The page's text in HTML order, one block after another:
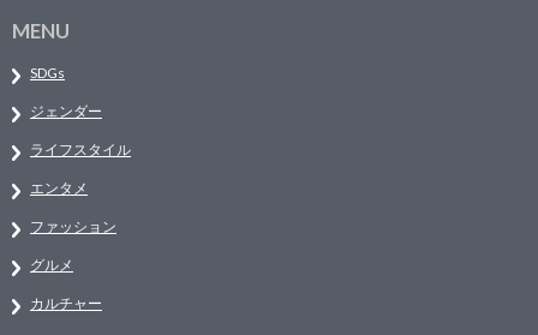
MENU
SDGs
ジェンダー
ライフスタイル
エンタメ
ファッション
グルメ
カルチャー